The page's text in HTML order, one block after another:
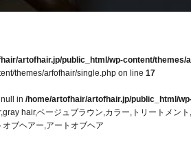
artofhair.jp/public_html/wp-content/themes/
themes/arfofhair/single.php on line 17
in /home/artofhair/artofhair.jp/public_html/
hair,ベージュブラウン,カラー,トリートメン
ブヘアー,アートオブヘア